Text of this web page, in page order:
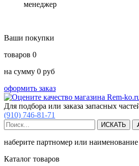
менеджер
Ваши покупки
товаров 0
на сумму 0 руб
оформить заказ
Для подбора или заказа запасных
(910) 746-81-71
наберите партномер или наименование
Каталог товаров